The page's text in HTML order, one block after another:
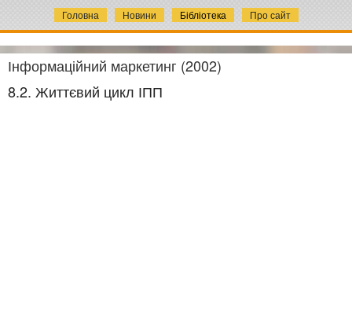
Головна Новини Бібліотека Про сайт
Інформаційний маркетинг (2002)
8.2. Життєвий цикл ІПП